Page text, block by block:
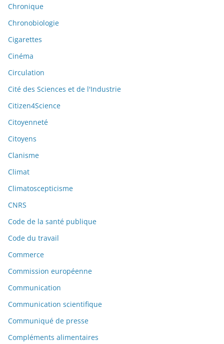
Chronique
Chronobiologie
Cigarettes
Cinéma
Circulation
Cité des Sciences et de l'Industrie
Citizen4Science
Citoyenneté
Citoyens
Clanisme
Climat
Climatoscepticisme
CNRS
Code de la santé publique
Code du travail
Commerce
Commission européenne
Communication
Communication scientifique
Communiqué de presse
Compléments alimentaires